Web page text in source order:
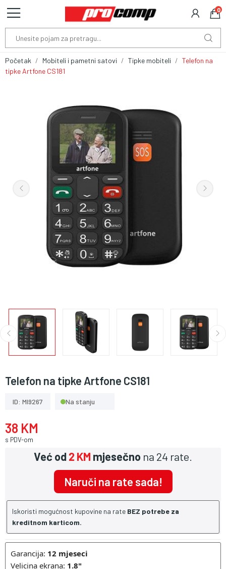
0
Početak Mobiteli i pametni satovi Tipke mobiteli
Telefon na
tipke Artfone CS181
Telefon na tipke Artfone CS181
ID: MI9267 Na stanju
38 KM
s PDV-om
Već od2 KM mjesečno na 24 rate.
Naruči na rate sada!
Iskoristi mogućnost kupovine na rate BEZ potrebe za
kreditnom karticom.
Garancija: 12 mjeseci
Velicina ekrana: 1.8"